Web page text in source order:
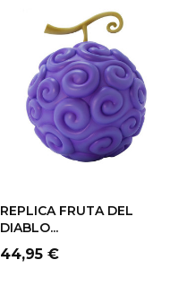
REPLICA FRUTA DEL
DIABLO...
Precio
44,95 €